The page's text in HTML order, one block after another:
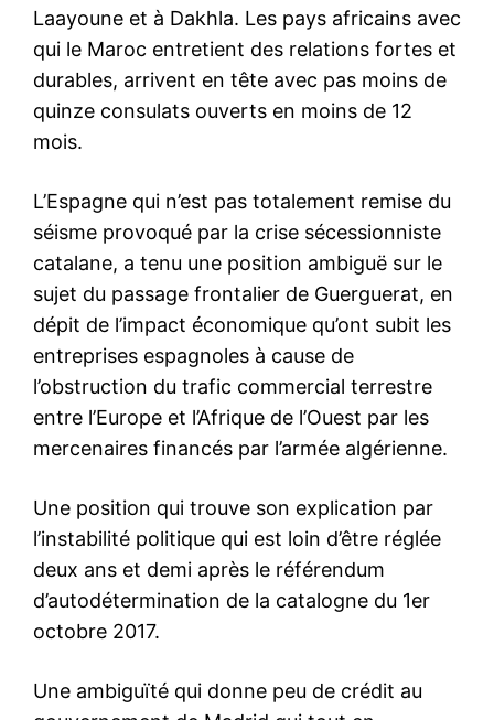
Laayoune et à Dakhla. Les pays africains avec
qui le Maroc entretient des relations fortes et
durables, arrivent en tête avec pas moins de
quinze consulats ouverts en moins de 12
mois.
L’Espagne qui n’est pas totalement remise du
séisme provoqué par la crise sécessionniste
catalane, a tenu une position ambiguë sur le
sujet du passage frontalier de Guerguerat, en
dépit de l’impact économique qu’ont subit les
entreprises espagnoles à cause de
l’obstruction du trafic commercial terrestre
entre l’Europe et l’Afrique de l’Ouest par les
mercenaires financés par l’armée algérienne.
Une position qui trouve son explication par
l’instabilité politique qui est loin d’être réglée
deux ans et demi après le référendum
d’autodétermination de la catalogne du 1er
octobre 2017.
Une ambiguïté qui donne peu de crédit au